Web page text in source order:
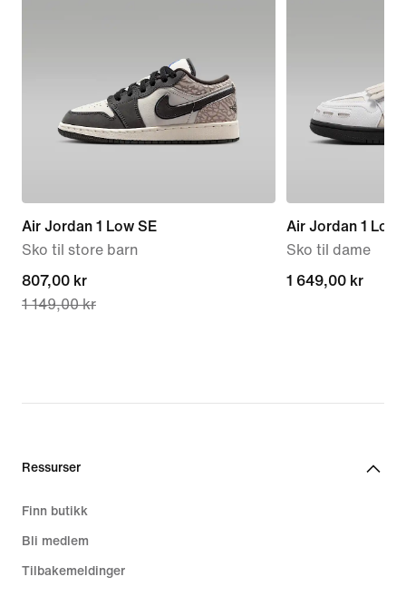
Air Jordan 1 Low SE
Sko til store barn
current
price
1 149,00 kr
807,00 kr
1 149,00 kr
Air Jordan 1 Low
Sko til dame
1 649,00 kr
1 649,00 kr
Ressurser
Finn butikk
Bli medlem
Tilbakemeldinger